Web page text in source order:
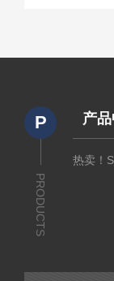
P
PRODUCTS
产
热卖！